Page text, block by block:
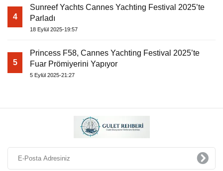
4
Sunreef Yachts Cannes Yachting Festival 2025’te
Parladı
18 Eylül 2025-19:57
5
Princess F58, Cannes Yachting Festival 2025’te
Fuar Prömiyerini Yapıyor
5 Eylül 2025-21:27